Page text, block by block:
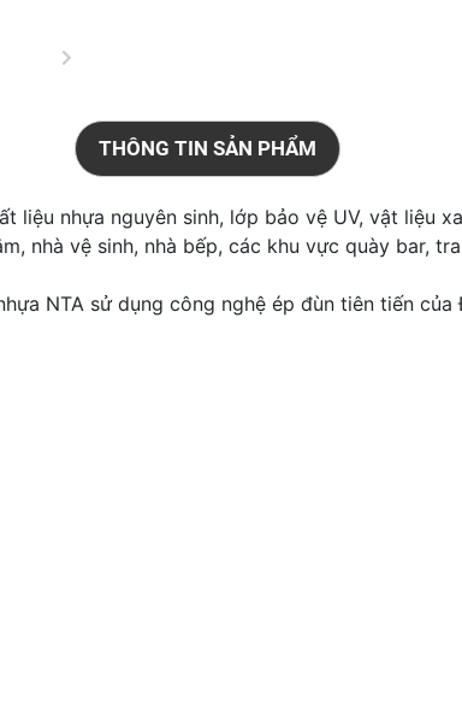
THÔNG TIN SẢN PHẨM
liệu nhựa nguyên sinh, lớp bảo vệ UV, vật liệu
nhà vệ sinh, nhà bếp, các khu vực quày bar,
NTA sử dụng công nghệ ép đùn tiên tiến